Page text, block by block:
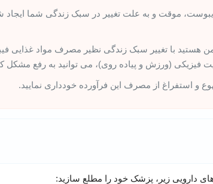
موقت و به علت تغییر در سبک زندگی شما ایجاد
هستید با تغییر سبک زندگی نظیر مصرف مواد غذایی
فیزیکی (ورزش و پیاده روی)، می توانید به رفع مشکل
و استفراغ از مصرف این فرآورده خودداری نمایید.
دارویی زیر، پزشک خود را مطلع سازید: